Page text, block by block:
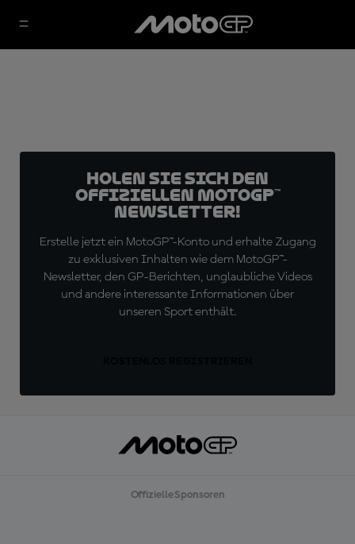
Holen Sie sich den
offiziellen MotoGP™
Newsletter!
Erstelle jetzt ein MotoGP™-Konto und erhalte Zugang
zu exklusiven Inhalten wie dem MotoGP™-
Newsletter, den GP-Berichten, unglaubliche Videos
und andere interessante Informationen über
unseren Sport enthält.
Offizielle Sponsoren